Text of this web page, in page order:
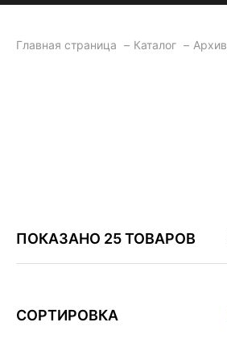
Главная страница Каталог
ПОКАЗАНО 25 ТОВАРОВ
СОРТИРОВКА